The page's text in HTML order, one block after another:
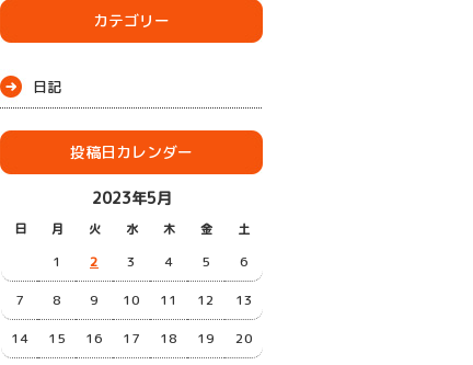
カテゴリー
日記
投稿日カレンダー
2023年5月
日 月 火 水 木 金 土
1 2 3 4 5 6
7 8 9 10 11 12 13
14 15 16 17 18 19 20